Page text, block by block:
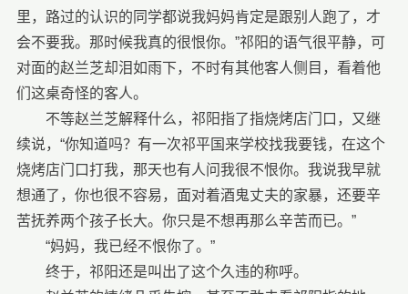
里，路过的认识的同学都说我妈妈肯定是跟别人跑了，才
会不要我。那时候我真的很恨你。”祁阳的语气很平静，可
对面的赵兰芝却泪如雨下，不时有其他客人侧目，看着他
们这桌奇怪的客人。
不等赵兰芝解释什么，祁阳指了指烧烤店门口，又继
续说，“你知道吗？有一次祁平国来学校找我要钱，在这个
烧烤店门口打我，那天也有人问我很不恨你。我说我早就
想通了，你也很不容易，面对着酒鬼丈夫的家暴，还要辛
苦抚养两个孩子长大。你只是不想再那么辛苦而已。”
“妈妈，我已经不恨你了。”
终于，祁阳还是叫出了这个久违的称呼。